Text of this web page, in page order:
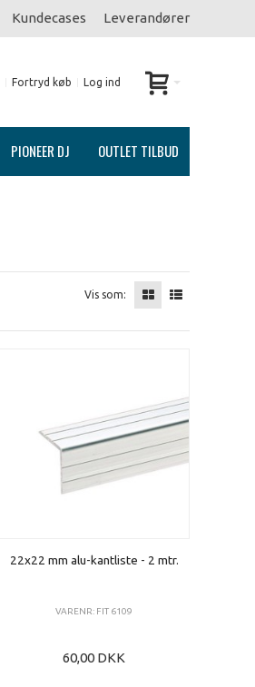
Kundecases Leverandører
Fortryd køb Log ind
PIONEER DJ OUTLET TILBUD
Vis som:
22x22 mm alu-kantliste - 2 mtr.
VARENR: FIT 6109
60,00 DKK